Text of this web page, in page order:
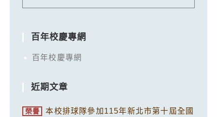
百年校慶專網
百年校慶專網
近期文章
榮譽
本校排球隊參加115年新北市第十屆全國